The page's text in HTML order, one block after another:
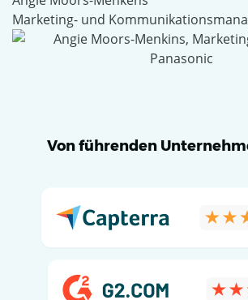
Marketing- und
Von führenden